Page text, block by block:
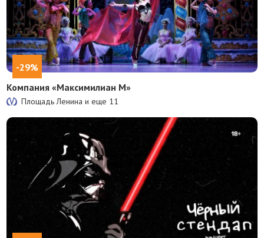
-29%
Компания «Максимилиан М»
Площадь Ленина и еще 11